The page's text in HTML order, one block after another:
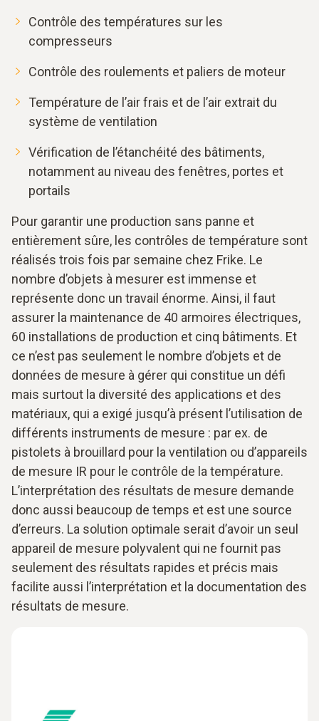
Contrôle des températures sur les
compresseurs
Contrôle des roulements et paliers de moteur
Température de l’air frais et de l’air extrait du
système de ventilation
Vérification de l’étanchéité des bâtiments,
notamment au niveau des fenêtres, portes et
portails
Pour garantir une production sans panne et
entièrement sûre, les contrôles de température sont
réalisés trois fois par semaine chez Frike. Le
nombre d’objets à mesurer est immense et
représente donc un travail énorme. Ainsi, il faut
assurer la maintenance de 40 armoires électriques,
60 installations de production et cinq bâtiments. Et
ce n’est pas seulement le nombre d’objets et de
données de mesure à gérer qui constitue un défi
mais surtout la diversité des applications et des
matériaux, qui a exigé jusqu’à présent l’utilisation de
différents instruments de mesure : par ex. de
pistolets à brouillard pour la ventilation ou d’appareils
de mesure IR pour le contrôle de la température.
L’interprétation des résultats de mesure demande
donc aussi beaucoup de temps et est une source
d’erreurs. La solution optimale serait d’avoir un seul
appareil de mesure polyvalent qui ne fournit pas
seulement des résultats rapides et précis mais
facilite aussi l’interprétation et la documentation des
résultats de mesure.